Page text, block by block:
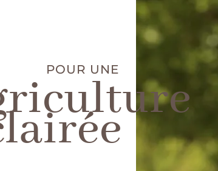
POUR UNE